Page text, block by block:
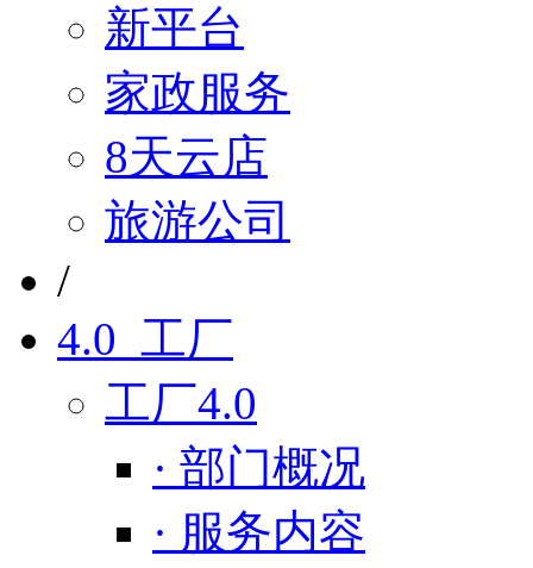
新平台
家政服务
8天云店
旅游公司
/
4.0 工厂
工厂4.0
· 部门概况
· 服务内容